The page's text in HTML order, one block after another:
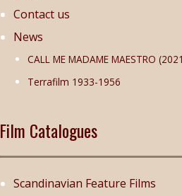
Contact us
News
CALL ME MADAME MAESTRO
Terrafilm 1933-1956
Film Catalogues
Scandinavian Feature Films